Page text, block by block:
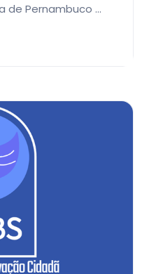
de Pernambuco …